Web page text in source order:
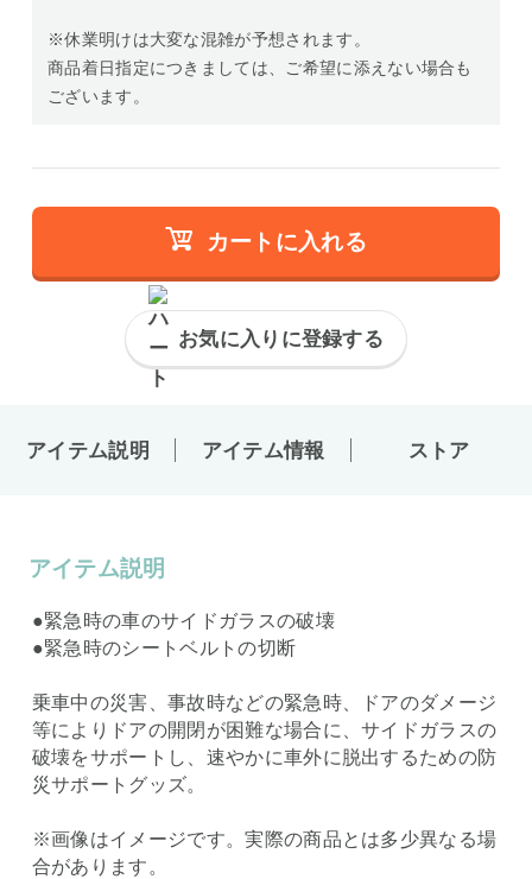
※休業明けは大変な混雑が予想されます。
商品着日指定につきましては、ご希望に添えない場合も
ございます。
カートに入れる
お気に入りに登録する
アイテム説明 アイテム情報 ストア
アイテム説明
●緊急時の車のサイドガラスの破壊
●緊急時のシートベルトの切断
乗車中の災害、事故時などの緊急時、ドアのダメージ
等によりドアの開閉が困難な場合に、サイドガラスの
破壊をサポートし、速やかに車外に脱出するための防
災サポートグッズ。
※画像はイメージです。実際の商品とは多少異なる場
合があります。